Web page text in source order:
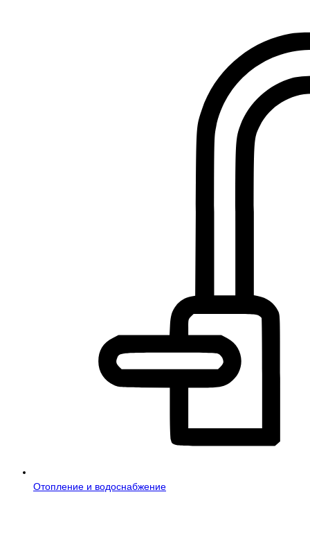
Отопление и водоснабжение